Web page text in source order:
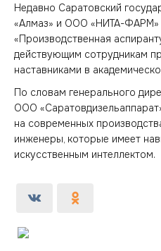
Недавно Саратовский
«Алмаз» и ООО «НИТА-ФАРМ»
«Производственная
действующим сотрудникам
наставниками в
По словам генерального
ООО
на современных
инженеры, которые имеет
искусственным интеллектом.